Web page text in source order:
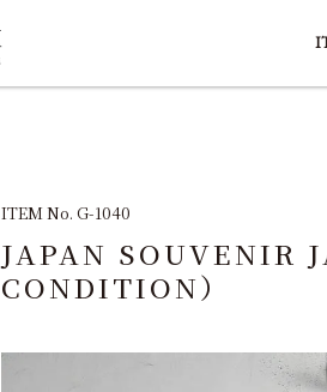
ITEM No. G-1040
JAPAN SOUVENIR
CONDITION）